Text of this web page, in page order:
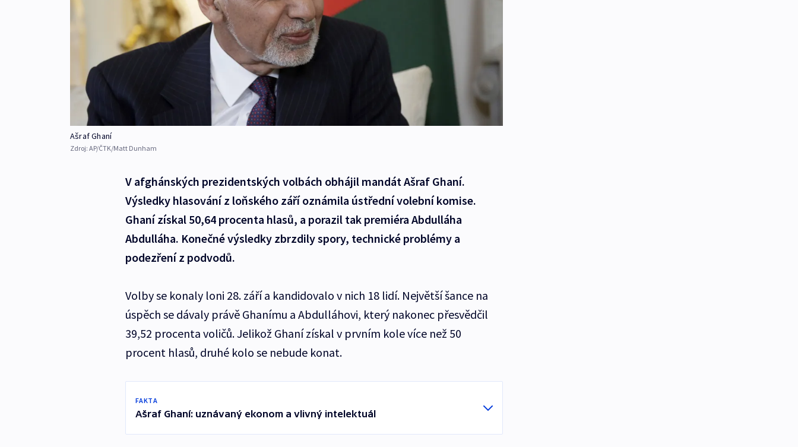
Ašraf Ghaní
Zdroj: AP/ČTK/Matt Dunham
V afghánských prezidentských volbách obhájil mandát Ašraf Ghaní.
Výsledky hlasování z loňského září oznámila ústřední volební komise.
Ghaní získal 50,64 procenta hlasů, a porazil tak premiéra Abdulláha
Abdulláha. Konečné výsledky zbrzdily spory, technické problémy a
podezření z podvodů.
Volby se konaly loni 28. září a kandidovalo v nich 18 lidí. Největší šance na
úspěch se dávaly právě Ghanímu a Abdulláhovi, který nakonec přesvědčil
39,52 procenta voličů. Jelikož Ghaní získal v prvním kole více než 50
procent hlasů, druhé kolo se nebude konat.
FAKTA
Ašraf Ghaní: uznávaný ekonom a vlivný intelektuál